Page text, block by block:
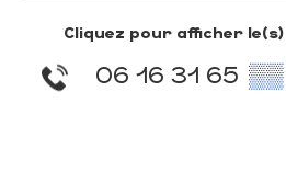
Cliquez pour afficher
06 16 31 65 ▒▒